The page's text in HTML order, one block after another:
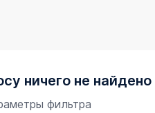
ничего не найдено
фильтра